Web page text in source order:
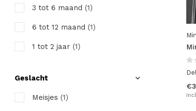
3 tot 6 maand (1)
6 tot 12 maand (1)
1 tot 2 jaar (1)
Geslacht
Meisjes (1)